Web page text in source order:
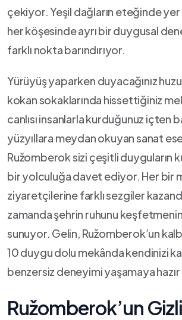
çekiyor. ⁣Yeşil dağların eteğinde yer
her‍ köşesinde ayrı bir duygusal
farklı nokta barındırıyor.
Yürüyüş yaparken duyacağınız
⁢kokan sokaklarında⁣ hissettiğiniz
canlısı insanlarla kurduğunuz içten
yüzyıllara meydan okuyan sanat
Ružomberok sizi çeşitli duyguların
bir yolculuğa davet ediyor. Her bir
ziyaretçilerine farklı sezgiler
zamanda şehrin ruhunu
sunuyor. ⁤Gelin, Ružomberok’un
10 duygu⁤ dolu mekânda kendinizi
benzersiz deneyimi yaşamaya hazır
Ružomberok’un Gizli